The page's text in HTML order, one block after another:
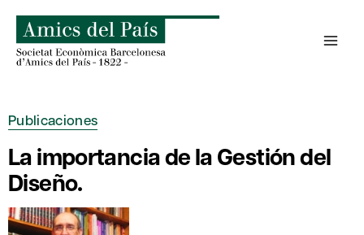
contenido
Publicaciones
La importancia de la Gestión del
Diseño.